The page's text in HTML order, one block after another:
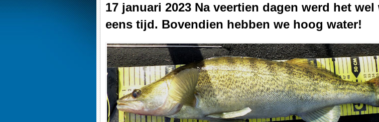
17 januari 2023 Na veertien dagen werd het wel
eens tijd. Bovendien hebben we hoog water!